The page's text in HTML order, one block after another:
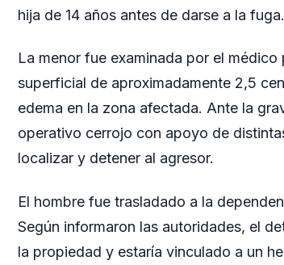
hija de 14 años antes de darse a la fuga.
La menor fue examinada por el
superficial de aproximadamente 2,5
edema en la zona afectada. Ante la
operativo cerrojo con apoyo de
localizar y detener al agresor.
El hombre fue trasladado a la
Según informaron las autoridades, el
la propiedad y estaría vinculado a un